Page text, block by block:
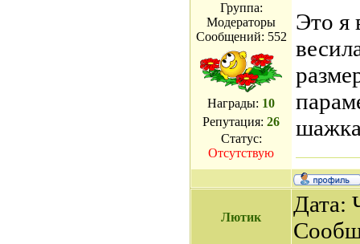
Группа:
Модераторы
Сообщений: 552
Награды: 10
Репутация: 26
Статус:
Отсутствую
Это я
Лютик
Дата: